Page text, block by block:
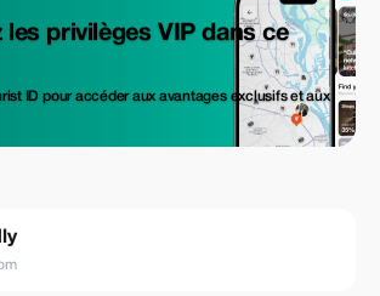
les privilèges VIP dans ce
ID pour accéder aux avantages exclusifs et aux